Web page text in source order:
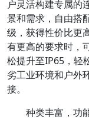
户灵活构建专属的
景和需求，自由搭
级，获得性价比更
有更高的要求时，
松提升至IP65，轻
劣工业环境和户外
接。
种类丰富，功